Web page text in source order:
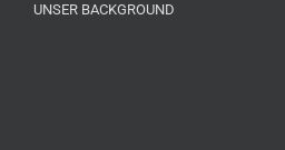
UNSER BACKGROUND